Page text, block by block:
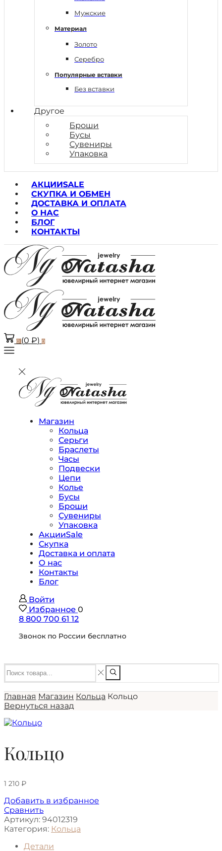
Мужские
Материал
Золото
Серебро
Популярные вставки
Без вставки
Другое
Броши
Бусы
Сувениры
Упаковка
АКЦИИSALE
СКУПКА И ОБМЕН
ДОСТАВКА И ОПЛАТА
О НАС
БЛОГ
КОНТАКТЫ
0 (0 ₽) 0
Магазин
Кольца
Серьги
Браслеты
Часы
Подвески
Цепи
Колье
Бусы
Броши
Сувениры
Упаковка
АкцииSale
Скупка
Доставка и оплата
О нас
Контакты
Блог
Войти
Избранное 0
8 800 700 61 12
Звонок по России бесплатно
Главная Магазин Кольца Кольцо
Вернуться назад
Кольцо
1 210 ₽
Добавить в избранное
Сравнить
Артикул: 94012319
Категория: Кольца
Детали